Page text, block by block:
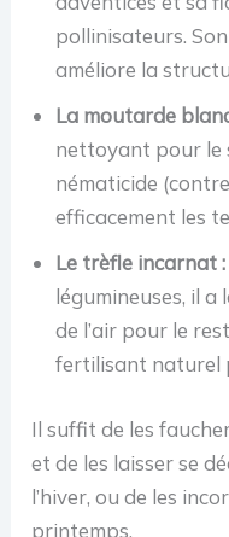
pollinisateurs.
améliore la
La moutarde
nettoyant pour le
nématicide
efficacement les
Le trèfle incarnat :
légumineuses, il a
de l’air pour le
fertilisant naturel
Il suffit de les
et de les laisser se
l’hiver, ou de les
printemps.